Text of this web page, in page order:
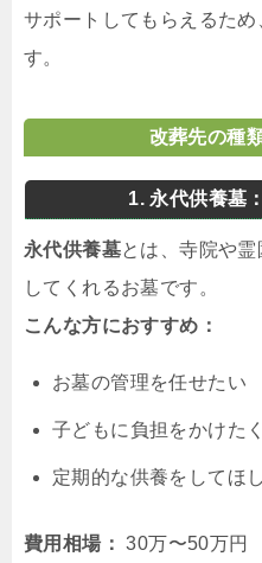
サポートしてもらえるた
す。
改葬先の種
1. 永代供養墓
永代供養墓とは、寺院や
してくれるお墓です。
こんな方におすすめ：
お墓の管理を任せたい
子どもに負担をかけた
定期的な供養をしてほ
費用相場： 30万〜50万円